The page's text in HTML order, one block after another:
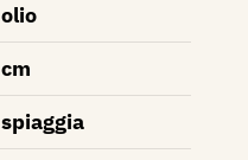
olio
cm
spiaggia